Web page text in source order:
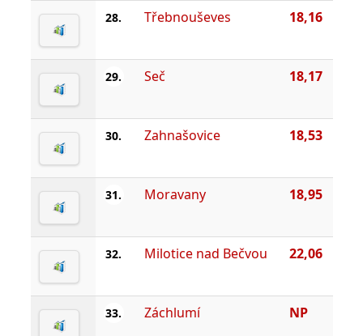
28. Třebnouševes 18,16
29. Seč 18,17
30. Zahnašovice 18,53
31. Moravany 18,95
32. Milotice nad Bečvou 22,06
33. Záchlumí NP